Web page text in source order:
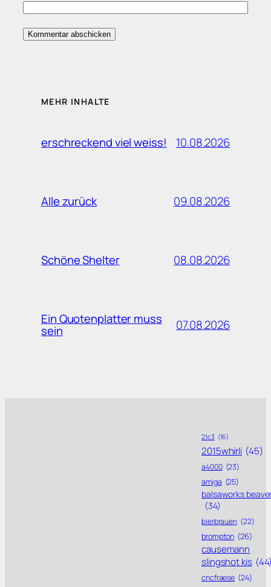
MEHR INHALTE
erschreckend viel weiss! 10.08.2026
Alle zurück 09.08.2026
Schöne Shelter 08.08.2026
Ein Quotenplatter muss
sein 07.08.2026
21c3 (16)
2015whirli (45)
a4000 (23)
amiga (25)
balsaworks
(34)
bierbrauen (22)
brompton (26)
causemann
slingshot kis
cncfraese (24)